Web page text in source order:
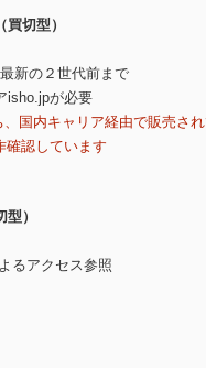
切型）
新の２世代前まで
isho.jpが必要
国内キャリア経由で販売さ
確認しています
）
るアクセス参照